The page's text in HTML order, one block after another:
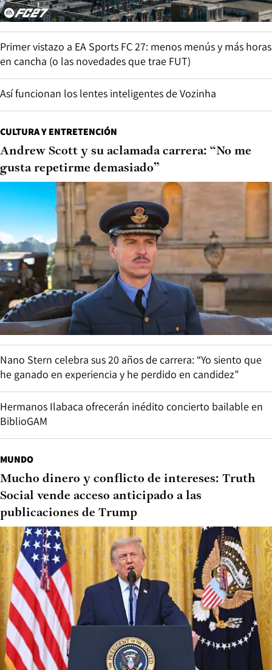
Primer vistazo a EA Sports FC 27: menos menús y más horas
en cancha (o las novedades que trae FUT)
Así funcionan los lentes inteligentes de Vozinha
CULTURA Y ENTRETENCIÓN
Andrew Scott y su aclamada carrera: “No me
gusta repetirme demasiado”
Nano Stern celebra sus 20 años de carrera: “Yo siento que
he ganado en experiencia y he perdido en candidez”
Hermanos Ilabaca ofrecerán inédito concierto bailable en
BiblioGAM
MUNDO
Mucho dinero y conflicto de intereses: Truth
Social vende acceso anticipado a las
publicaciones de Trump